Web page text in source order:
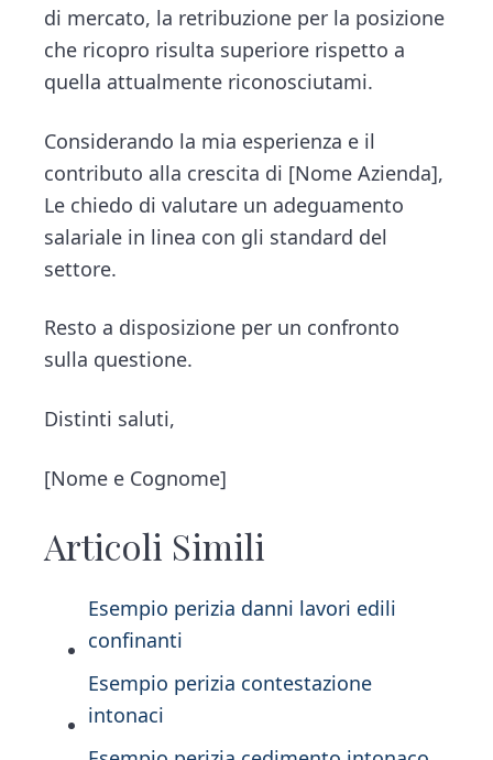
di mercato, la retribuzione per la posizione
che ricopro risulta superiore rispetto a
quella attualmente riconosciutami.
Considerando la mia esperienza e il
contributo alla crescita di [Nome Azienda],
Le chiedo di valutare un adeguamento
salariale in linea con gli standard del
settore.
Resto a disposizione per un confronto
sulla questione.
Distinti saluti,
[Nome e Cognome]
Articoli Simili
Esempio perizia danni lavori edili
confinanti​
Esempio perizia contestazione
intonaci​